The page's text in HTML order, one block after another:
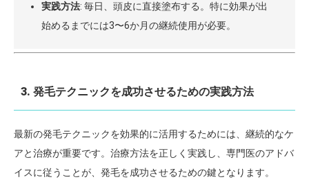
実践方法: 毎日、頭皮に直接塗布する。特に効果が出
始めるまでには3〜6か月の継続使用が必要。
3. 発毛テクニックを成功させるための実践方法
最新の発毛テクニックを効果的に活用するためには、継続的なケ
アと治療が重要です。治療方法を正しく実践し、専門医のアドバ
イスに従うことが、発毛を成功させるための鍵となります。